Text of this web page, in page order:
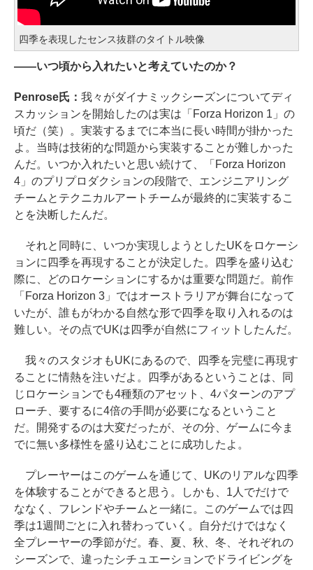
四季を表現したセンス抜群のタイトル映像
――いつ頃から入れたいと考えていたのか？
Penrose氏： 我々がダイナミックシーズンについてディ
スカッションを開始したのは実は「Forza Horizon 1」の
頃だ（笑）。実装するまでに本当に長い時間が掛かった
よ。当時は技術的な問題から実装することが難しかった
んだ。いつか入れたいと思い続けて、「Forza Horizon
4」のプリプロダクションの段階で、エンジニアリング
チームとテクニカルアートチームが最終的に実装するこ
とを決断したんだ。
それと同時に、いつか実現しようとしたUKをロケーシ
ョンに四季を再現することが決定した。四季を盛り込む
際に、どのロケーションにするかは重要な問題だ。前作
「Forza Horizon 3」ではオーストラリアが舞台になって
いたが、誰もがわかる自然な形で四季を取り入れるのは
難しい。その点でUKは四季が自然にフィットしたんだ。
我々のスタジオもUKにあるので、四季を完璧に再現す
ることに情熱を注いだよ。四季があるということは、同
じロケーションでも4種類のアセット、4パターンのアプ
ローチ、要するに4倍の手間が必要になるということ
だ。開発するのは大変だったが、その分、ゲームに今ま
でに無い多様性を盛り込むことに成功したよ。
プレーヤーはこのゲームを通じて、UKのリアルな四季
を体験することができると思う。しかも、1人でだけで
ななく、フレンドやチームと一緒に。このゲームでは四
季は1週間ごとに入れ替わっていく。自分だけではなく
全プレーヤーの季節がだ。春、夏、秋、冬、それぞれの
シーズンで、違ったシチュエーションでドライビングを